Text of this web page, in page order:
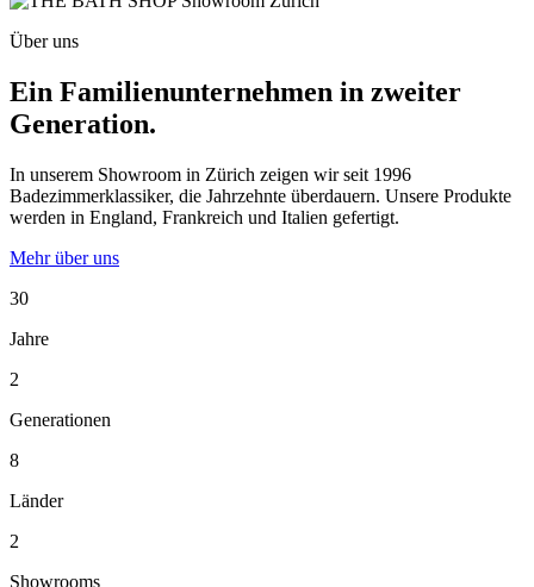
Über uns
Ein Familienunternehmen in zweiter
Generation.
In unserem Showroom in Zürich zeigen wir seit 1996
Badezimmerklassiker, die Jahrzehnte überdauern. Unsere Produkte
werden in England, Frankreich und Italien gefertigt.
Mehr über uns
30
Jahre
2
Generationen
8
Länder
2
Showrooms